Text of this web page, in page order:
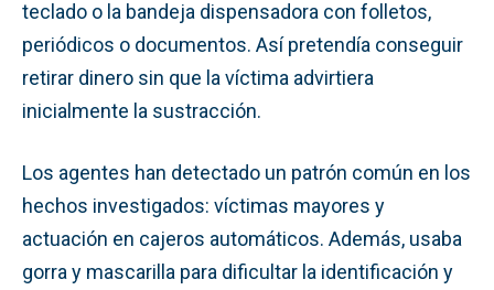
teclado o la bandeja dispensadora con folletos,
periódicos o documentos. Así pretendía conseguir
retirar dinero sin que la víctima advirtiera
inicialmente la sustracción.
Los agentes han detectado un patrón común en los
hechos investigados: víctimas mayores y
actuación en cajeros automáticos. Además, usaba
gorra y mascarilla para dificultar la identificación y